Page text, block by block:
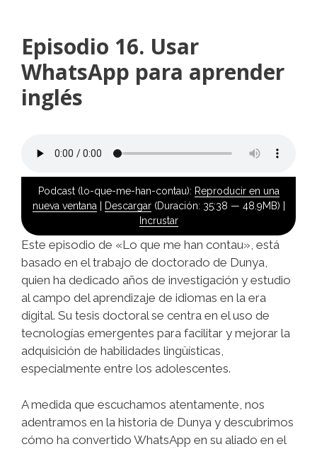
Episodio 16. Usar
WhatsApp para aprender
inglés
Podcast (lo-que-me-han-contau): Reproducir en una
nueva ventana
Descargar(Duración: 35:38 — 48.9MB) |
Incrustar
Este episodio de «Lo que me han contau», está
basado en el trabajo de doctorado de Dunya,
quien ha dedicado años de investigación y estudio
al campo del aprendizaje de idiomas en la era
digital. Su tesis doctoral se centra en el uso de
tecnologías emergentes para facilitar y mejorar la
adquisición de habilidades lingüísticas,
especialmente entre los adolescentes.
A medida que escuchamos atentamente, nos
adentramos en la historia de Dunya y descubrimos
cómo ha convertido WhatsApp en su aliado en el